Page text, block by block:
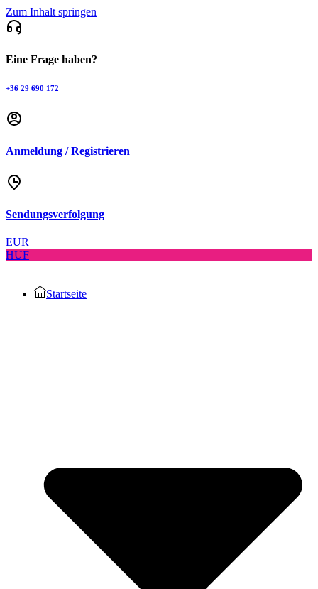
Zum Inhalt springen
Eine Frage haben?
+36 29 690 172
Anmeldung / Registrieren
Sendungsverfolgung
EUR
HUF
Startseite